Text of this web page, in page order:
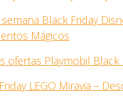
Black Friday
Mágicos
ofertas Playmobil Black
LEGO Miravia –